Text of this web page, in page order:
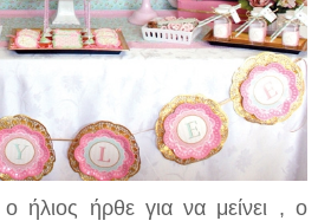
ήλιος ήρθε για να μείνει , ο